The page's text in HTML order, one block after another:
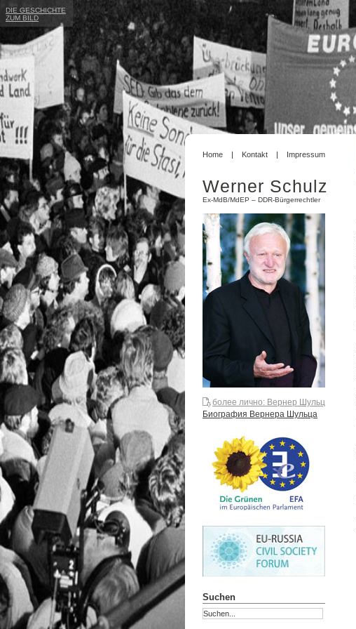
Home Kontakt Impressum
Werner Schulz
Ex-MdB/MdEP – DDR-Bürgerrechtler
более лично: Вернер Шульц
Биография Вернера Шульца
Suchen
DIE GESCHICHTE
ZUM BILD